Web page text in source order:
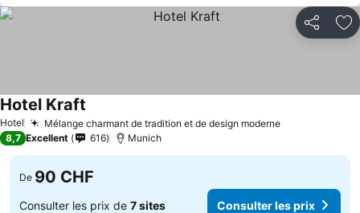
Partager
Hotel Mélange charmant de tradition et de design moderneConsulter
Hotel Kraft
8,7 Excellent 616 Munich
De 90 CHF
Consulter les prix de 7 sites Consulter les prix